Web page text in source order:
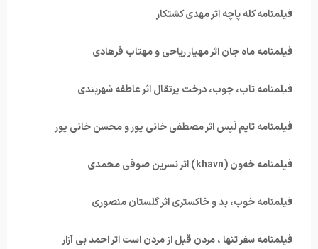
فیلمنامه کله پاچه اثر مهدی کشتکار
فیلمنامه ماه جان اثر مهیار ریاحی و مهتاب فرهادی
فیلمنامه تاب، جوب، درخت پرتقال اثر عاطفه شهربندی
فیلمنامه تایم لَپس اثر مصطفی خانی پور و محسن خانی پور
فیلمنامه خەون (khavn) اثر نسرین صوفی محمدی
فیلمنامه خوب، بد و خاکستری اثر گلستان منصوری
فیلمنامه سفر تنها ، مردن قبل از مردن است اثر احمد بی آزار